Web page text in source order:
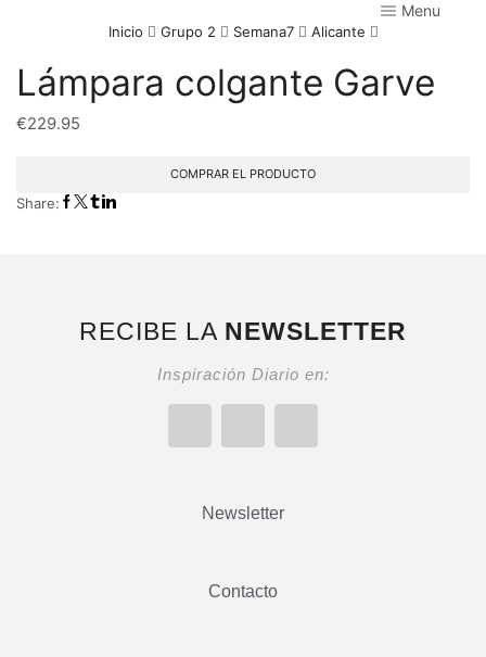
Menu
Inicio Grupo 2 Semana7 Alicante
Lámpara colgante Garve
€229.95
COMPRAR EL PRODUCTO
Share:
RECIBE LA NEWSLETTER
Inspiración Diario en:
Newsletter
Contacto